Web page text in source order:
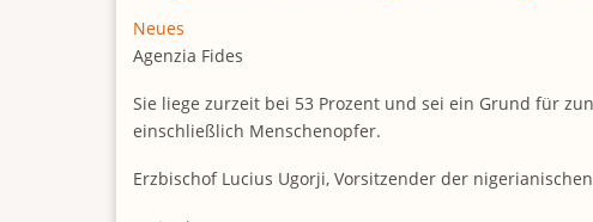
Neues
Agenzia Fides
Sie liege zurzeit bei 53 Prozent und sei ein Grund für
einschließlich Menschenopfer.
Erzbischof Lucius Ugorji, Vorsitzender der